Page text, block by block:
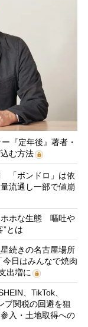
『定年後』著者・
む方法
「ボンドロ」は依
流通し一部で値崩
ホホな生態 嘔吐や
とは
続きの名古屋場所
日はみんなで焼肉
出増に
、TikTok、
関税の回避を狙
入・土地取得への